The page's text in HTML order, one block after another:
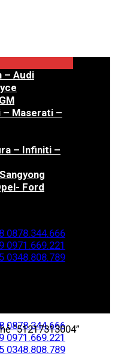
0878.344.666
0971.669.221
0348.808.789
0878.344.666
0971.669.221
0348.808.789
– Audi
– Maserati –
– Infiniti –
Ford
“51217313004”